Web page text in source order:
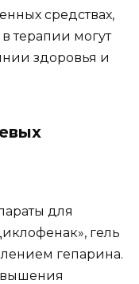
средствах,
терапии могут
здоровья и
для
гель
гепарина.